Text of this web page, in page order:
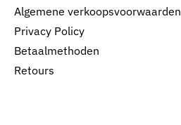
Algemene verkoopsvoorwaarden
Privacy Policy
Betaalmethoden
Retours